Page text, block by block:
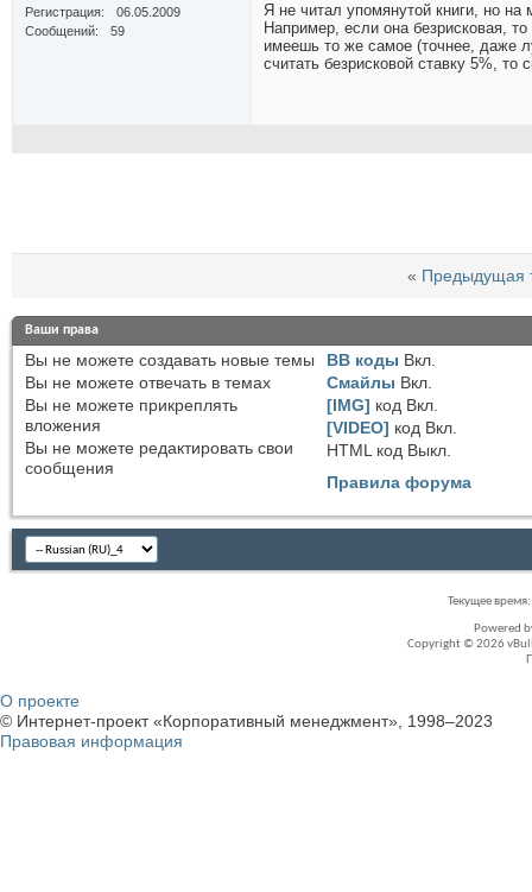
Регистрация
06.05.2009
Сообщений
59
Я не читал упомянутой книги, но на
Например, если она безрисковая,
имеешь то же самое (точнее, даже
считать безрисковой ставку 5%, то
« Предыдущая
Ваши права
Вы не можете создавать новые темы
Вы не можете отвечать в темах
Вы не можете прикреплять
вложения
Вы не можете редактировать свои
сообщения
BB коды Вкл.
Смайлы Вкл.
[IMG] код Вкл.
[VIDEO] код Вкл.
HTML код Выкл.
Правила форума
Текущее время:
Powered
Copyright © 2026
О проекте
© Интернет-проект «Корпоративный менеджмент», 1998–2023
Правовая информация